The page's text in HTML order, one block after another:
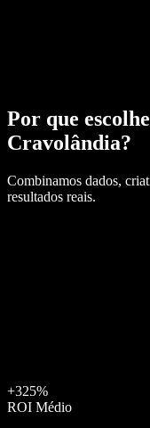
Por que
Cravolândia?
Combinamos dados,
resultados reais.
+325%
ROI Médio